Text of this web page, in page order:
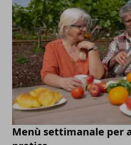
Menù settimanale per